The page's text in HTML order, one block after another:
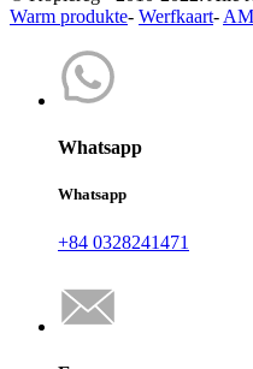
Warm produkte- Werfkaart-
Whatsapp
Whatsapp
+84 0328241471